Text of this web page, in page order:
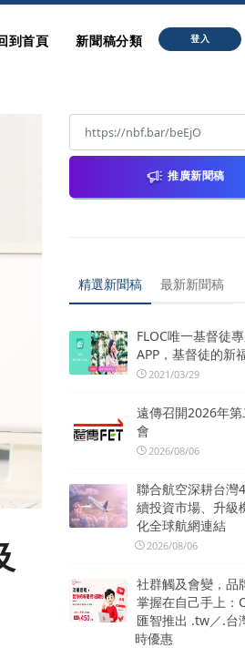
到首頁 新聞稿分類 登入
推廣新聞稿
精選新聞稿 最新新聞稿
FLOC唯一基督徒
APP，基督徒的新
2021/03/29
遠傳召開2026年
會
2026/08/06
聯合航空深耕台灣
續投資市場、升級
化全球航網連結
2026/08/06
社群觸及會變，品
掌握在自己手上：
匯智推出 .tw／.台
時優惠